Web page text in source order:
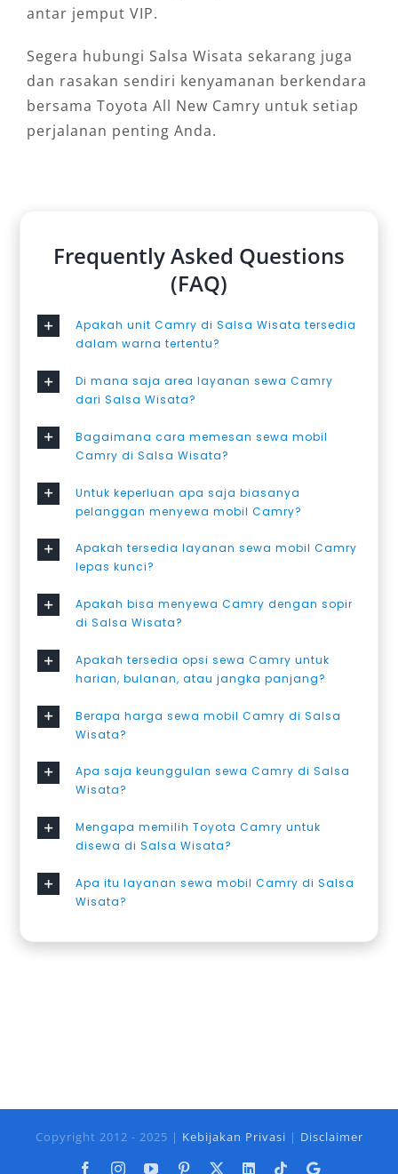
antar jemput VIP.
Segera hubungi Salsa Wisata sekarang juga
dan rasakan sendiri kenyamanan berkendara
bersama Toyota All New Camry untuk setiap
perjalanan penting Anda.
Frequently Asked Questions
(FAQ)
Apakah unit Camry di Salsa Wisata tersedia
dalam warna tertentu?
Di mana saja area layanan sewa Camry
dari Salsa Wisata?
Bagaimana cara memesan sewa mobil
Camry di Salsa Wisata?
Untuk keperluan apa saja biasanya
pelanggan menyewa mobil Camry?
Apakah tersedia layanan sewa mobil Camry
lepas kunci?
Apakah bisa menyewa Camry dengan sopir
di Salsa Wisata?
Apakah tersedia opsi sewa Camry untuk
harian, bulanan, atau jangka panjang?
Berapa harga sewa mobil Camry di Salsa
Wisata?
Apa saja keunggulan sewa Camry di Salsa
Wisata?
Mengapa memilih Toyota Camry untuk
disewa di Salsa Wisata?
Apa itu layanan sewa mobil Camry di Salsa
Wisata?
Copyright 2012 - 2025 | Kebijakan Privasi | Disclaimer
FacebookInstagramYouTubePinterest LinkedIn
TiktokGoogle